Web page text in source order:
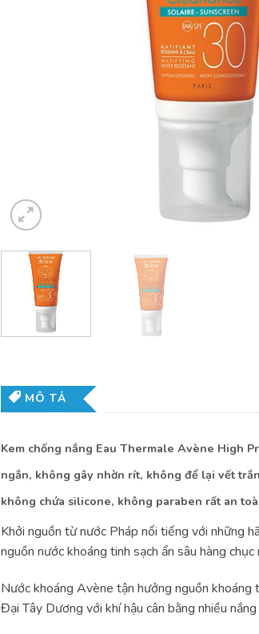
MÔ TẢ
Kem chống nắng Eau Thermale Avène High
ngắn, không gây nhờn rít, không để lại vết
không chứa silicone, không paraben rất an
Khởi nguồn từ nước Pháp nổi tiếng với những
nguồn nước khoáng tinh sạch ẩn sâu hàng
Nước khoáng Avène tận hưởng nguồn khoáng
Đại Tây Dương với khí hậu cân bằng nhiều